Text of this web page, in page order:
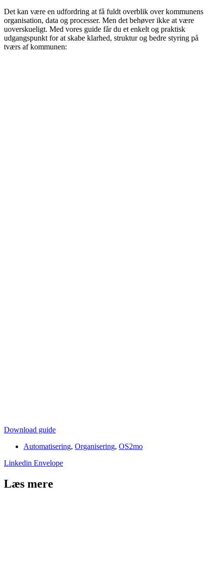
Det kan være en udfordring at få fuldt overblik over kommunens
organisation, data og processer. Men det behøver ikke at være
uoverskueligt. Med vores guide får du et enkelt og praktisk
udgangspunkt for at skabe klarhed, struktur og bedre styring på
tværs af kommunen:
Download guide
Automatisering, Organisering, OS2mo
Linkedin Envelope
Læs mere